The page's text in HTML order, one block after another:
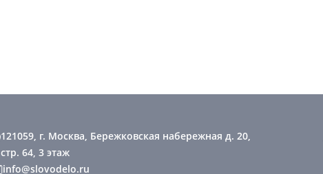
121059, г. Москва, Бережковская набережная д. 20,
стр. 64, 3 этаж
info@slovodelo.ru